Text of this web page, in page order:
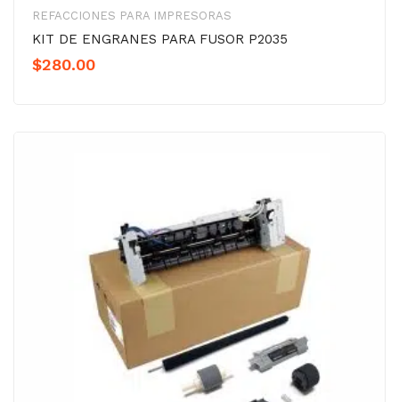
REFACCIONES PARA IMPRESORAS
KIT DE ENGRANES PARA FUSOR P2035
$280.00